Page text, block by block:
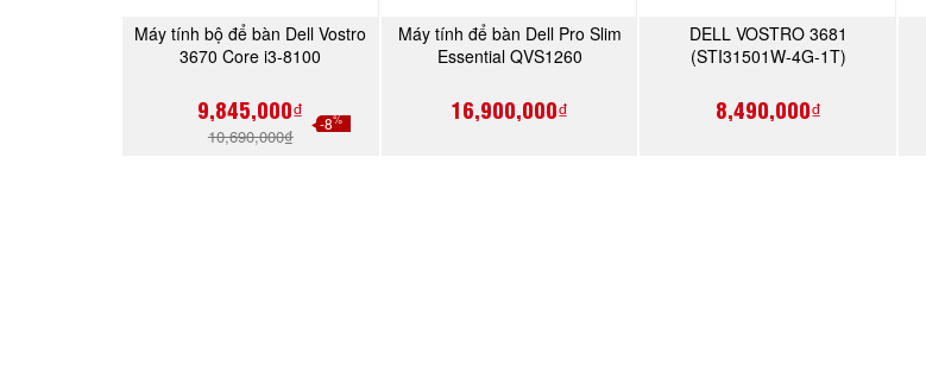
Máy tính bộ để bàn Dell Vostro
3670 Core i3-8100
9,845,000₫
10,690,000₫
-8%
MUA NGAY
Máy tính để bàn Dell Pro Slim
Essential QVS1260
16,900,000₫
MUA NGAY
DELL VOSTRO 3681
(STI31501W-4G-1T)
8,490,000₫
MUA NGAY